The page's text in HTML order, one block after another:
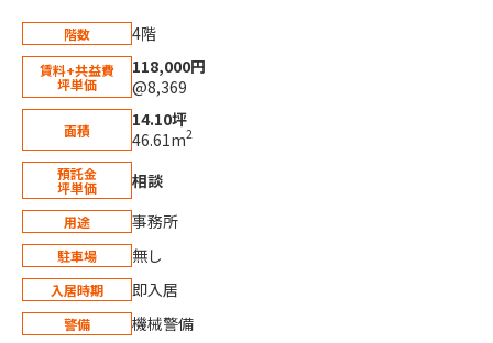
階数 4階
賃料+共益費
坪単価
118,000円
@8,369
面積
14.10坪
46.61m2
預託金
坪単価 相談
用途 事務所
駐車場 無し
入居時期 即入居
警備 機械警備